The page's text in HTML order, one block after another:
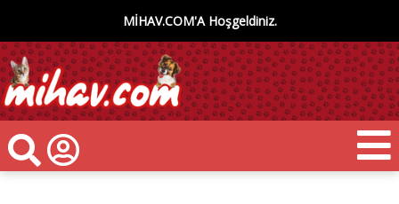
MİHAV.COM'A Hoşgeldiniz.